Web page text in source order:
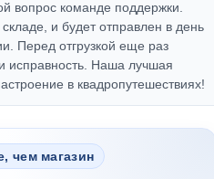
вопрос команде поддержки.
и будет отправлен в день
Перед отгрузкой еще раз
исправность. Наша лучшая
в квадропутешествиях!
чем магазин